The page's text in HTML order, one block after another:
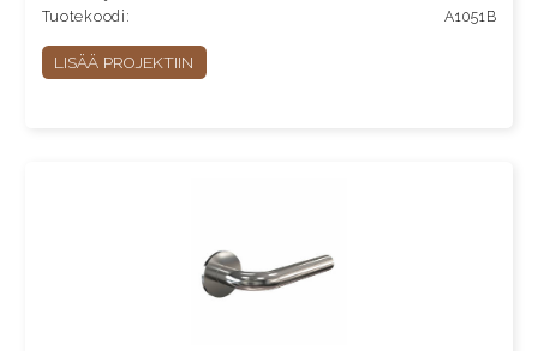
Tuotekoodi:
A1051B
LISÄÄ PROJEKTIIN